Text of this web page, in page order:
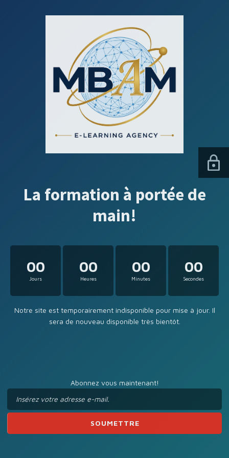
La formation à portée de
main!
00
Jours
00
Heures
00
Minutes
00
Secondes
Notre site est temporairement indisponible pour mise à jour. Il
sera de nouveau disponible très bientôt.
Abonnez vous maintenant!